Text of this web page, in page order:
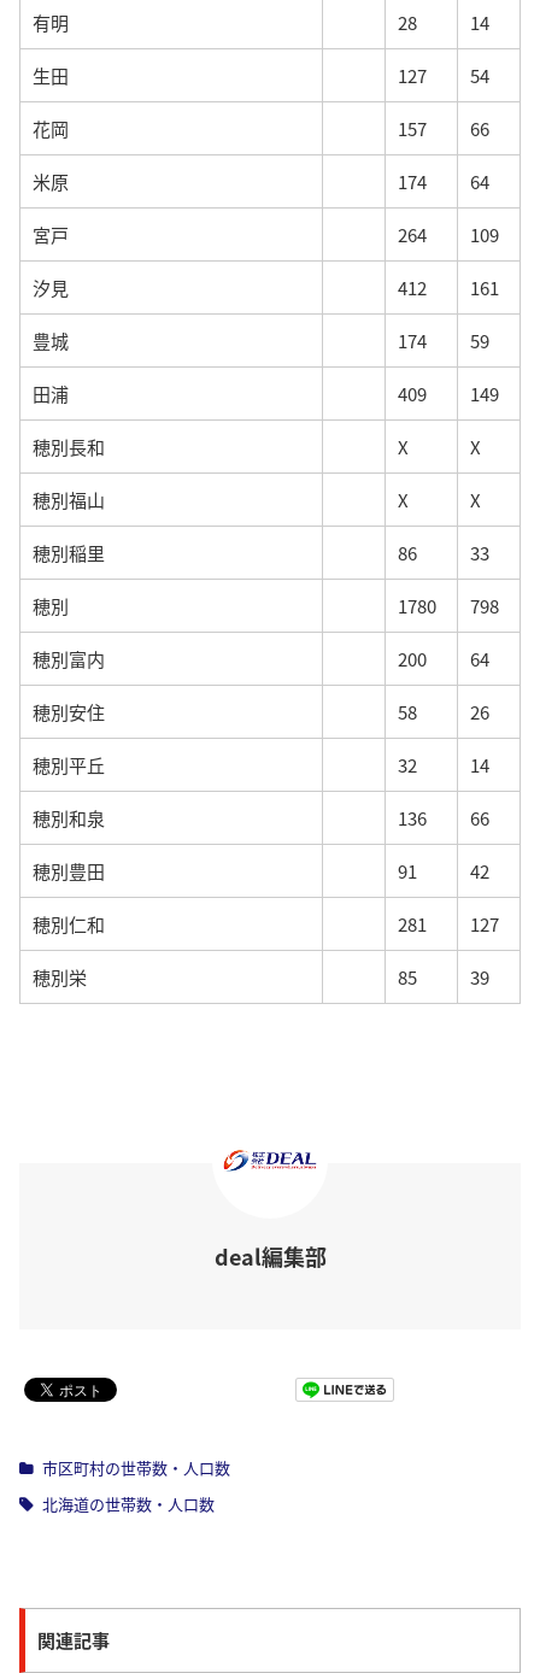
有明 28 14
生田 127 54
花岡 157 66
米原 174 64
宮戸 264 109
汐見 412 161
豊城 174 59
田浦 409 149
穂別長和 X X
穂別福山 X X
穂別稲里 86 33
穂別 1780 798
穂別富内 200 64
穂別安住 58 26
穂別平丘 32 14
穂別和泉 136 66
穂別豊田 91 42
穂別仁和 281 127
穂別栄 85 39
deal編集部
市区町村の世帯数・人口数
北海道の世帯数・人口数
関連記事